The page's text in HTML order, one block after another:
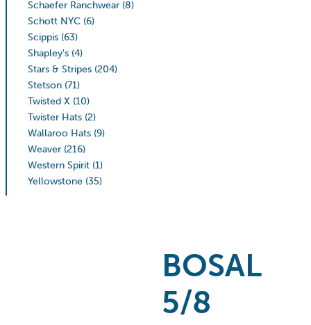
Schaefer Ranchwear (8)
Schott NYC (6)
Scippis (63)
Shapley's (4)
Stars & Stripes (204)
Stetson (71)
Twisted X (10)
Twister Hats (2)
Wallaroo Hats (9)
Weaver (216)
Western Spirit (1)
Yellowstone (35)
BOSAL
5/8